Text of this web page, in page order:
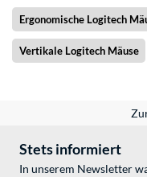
Ergonomische Logitech
Vertikale Logitech Mäuse
Stets informiert
In unserem Newsletter